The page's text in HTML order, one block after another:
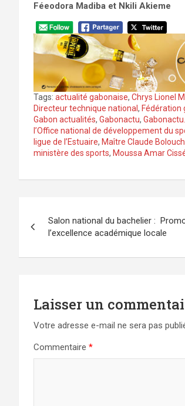
Féeodora Madiba et Nkili Akieme
Tags: actualité gabonaise, Chrys Lionel
Directeur technique national, Fédération
Gabon actualités, Gabonactu,
l’Office national de développement du
ligue de l’Estuaire, Maître Claude
ministère des sports, Moussa Amar
de
l’article
Salon national du bachelier :
l’excellence académique locale
Laisser un
Votre adresse e-mail ne sera pas
Commentaire *